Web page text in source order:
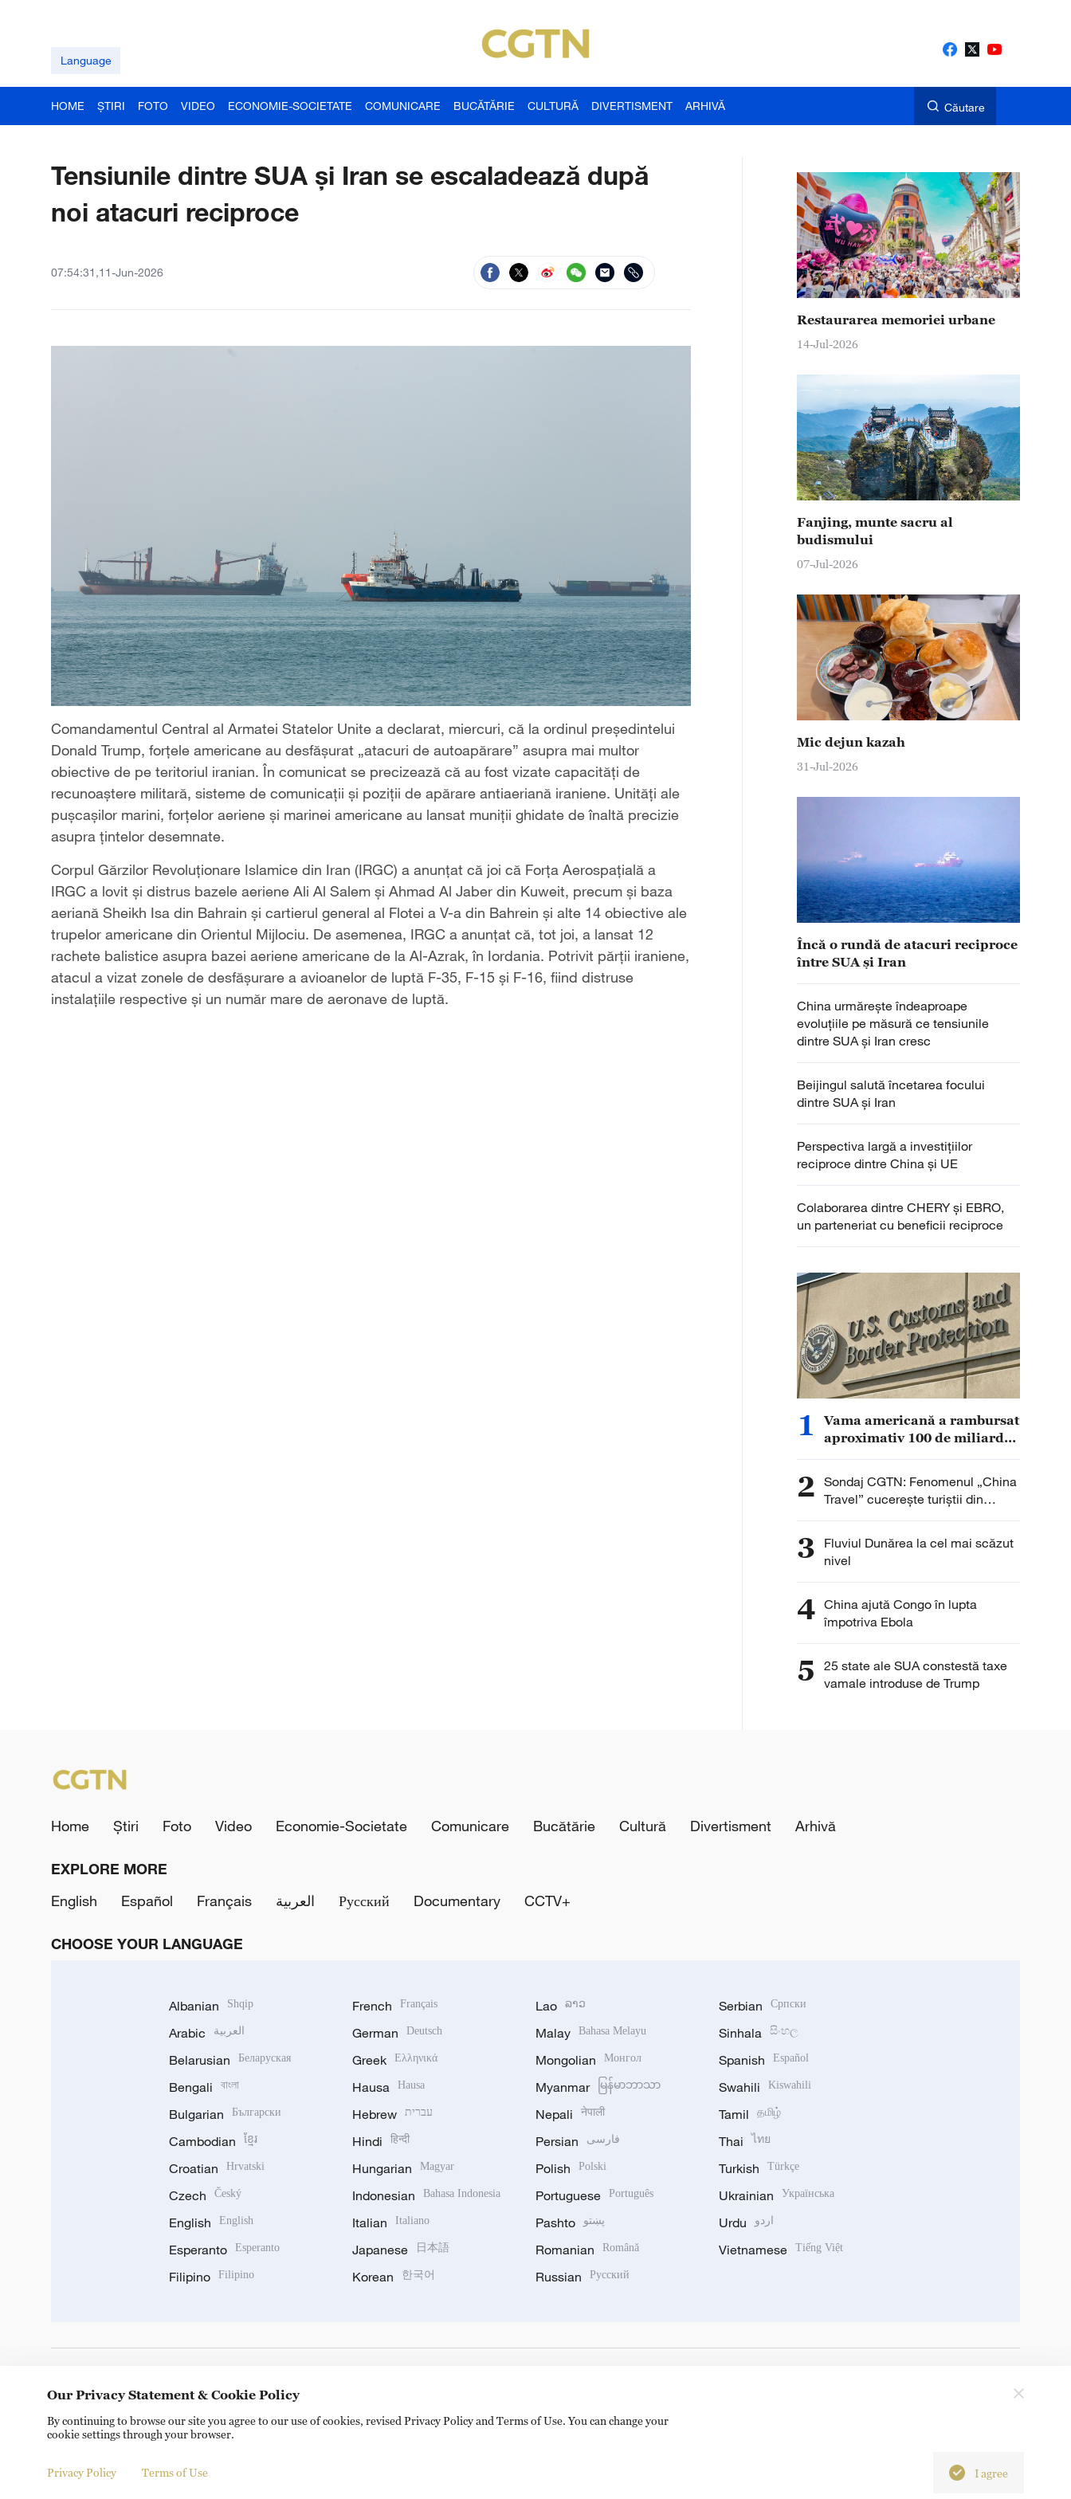
Language
HOME ȘTIRI FOTO VIDEO ECONOMIE-SOCIETATE COMUNICARE BUCĂTĂRIE CULTURĂ DIVERTISMENT ARHIVĂ Căutare
Tensiunile dintre SUA și Iran se escaladează după
noi atacuri reciproce
07:54:31,11-Jun-2026
Comandamentul Central al Armatei Statelor Unite a declarat, miercuri, că la ordinul președintelui
Donald Trump, forțele americane au desfășurat „atacuri de autoapărare” asupra mai multor
obiective de pe teritoriul iranian. În comunicat se precizează că au fost vizate capacități de
recunoaștere militară, sisteme de comunicații și poziții de apărare antiaeriană iraniene. Unități ale
pușcașilor marini, forțelor aeriene și marinei americane au lansat muniții ghidate de înaltă precizie
asupra țintelor desemnate.
Corpul Gărzilor Revoluționare Islamice din Iran (IRGC) a anunțat că joi că Forța Aerospațială a
IRGC a lovit și distrus bazele aeriene Ali Al Salem și Ahmad Al Jaber din Kuweit, precum și baza
aeriană Sheikh Isa din Bahrain și cartierul general al Flotei a V-a din Bahrein și alte 14 obiective ale
trupelor americane din Orientul Mijlociu. De asemenea, IRGC a anunțat că, tot joi, a lansat 12
rachete balistice asupra bazei aeriene americane de la Al-Azrak, în Iordania. Potrivit părții iraniene,
atacul a vizat zonele de desfășurare a avioanelor de luptă F-35, F-15 și F-16, fiind distruse
instalațiile respective și un număr mare de aeronave de luptă.
Restaurarea memoriei urbane
14-Jul-2026
Fanjing, munte sacru al
budismului
07-Jul-2026
Mic dejun kazah
31-Jul-2026
Încă o rundă de atacuri reciproce
între SUA și Iran
China urmărește îndeaproape
evoluțiile pe măsură ce tensiunile
dintre SUA și Iran cresc
Beijingul salută încetarea focului
dintre SUA și Iran
Perspectiva largă a investițiilor
reciproce dintre China și UE
Colaborarea dintre CHERY și EBRO,
un parteneriat cu beneficii reciproce
1
Vama americană a rambursat
aproximativ 100 de miliarde
2 Sondaj CGTN: Fenomenul „China
Travel” cucerește turiștii din
întreaga lume. Peste 90% dintre
creștere pentru China
3
Fluviul Dunărea la cel mai scăzut
nivel
4 China ajută Congo în lupta
împotriva Ebola
5
25 state ale SUA constestă taxe
vamale introduse de Trump
Home Știri Foto Video Economie-Societate Comunicare Bucătărie Cultură Divertisment Arhivă
EXPLORE MORE
English
Español Français العربية Русский Documentary CCTV+
CHOOSE YOUR LANGUAGE
Albanian Shqip
Arabic العربية
Belarusian Беларуская
Bengali বাংলা
Bulgarian Български
Cambodian ខ្មែរ
Croatian Hrvatski
Czech Český
English English
Esperanto Esperanto
Filipino Filipino
French Français
German Deutsch
Greek Ελληνικά
Hausa Hausa
Hebrew עברית
Hindi हिन्दी
Hungarian Magyar
Indonesian Bahasa Indonesia
Italian Italiano
Japanese 日本語
Korean 한국어
Lao ລາວ
Malay Bahasa Melayu
Mongolian Монгол
Myanmar မြန်မာဘာသာ
Nepali नेपाली
Persian فارسی
Polish Polski
Portuguese Português
Pashto پښتو
Romanian Română
Russian Русский
Serbian Српски
Sinhala සිංහල
Spanish Español
Swahili Kiswahili
Tamil தமிழ்
Thai ไทย
Turkish Türkçe
Ukrainian Українська
Urdu اردو
Vietnamese Tiếng Việt
Copyright © 2024 CGTN. 京ICP备20000184号
Our Privacy Statement & Cookie Policy
By continuing to browse our site you agree to our use of cookies, revised Privacy Policy and Terms of Use. You can change your
cookie settings through your browser.
Privacy Policy Terms of Use I agree